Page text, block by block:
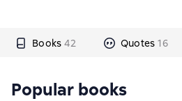
Books 42 Quotes 16
Popular books